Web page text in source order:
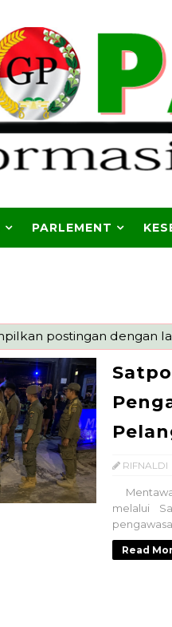
PARLEMENT
postingan dengan
RIFNALDI
melalui
Read